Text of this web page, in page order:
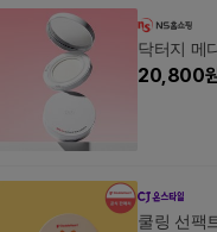
닥터지 메
20,800
쿨링 선팩